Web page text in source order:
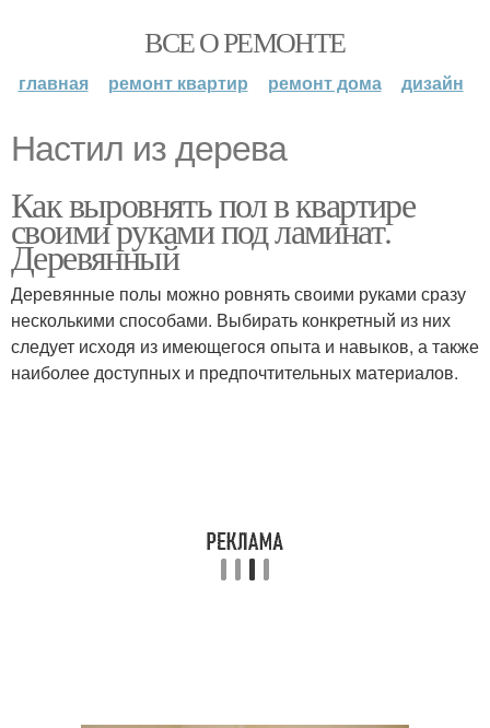
ВСЕ О РЕМОНТЕ
главная ремонт квартир ремонт дома дизайн
Настил из дерева
Как выровнять пол в квартире
своими руками под ламинат.
Деревянный
Деревянные полы можно ровнять своими руками сразу
несколькими способами. Выбирать конкретный из них
следует исходя из имеющегося опыта и навыков, а также
наиболее доступных и предпочтительных материалов.